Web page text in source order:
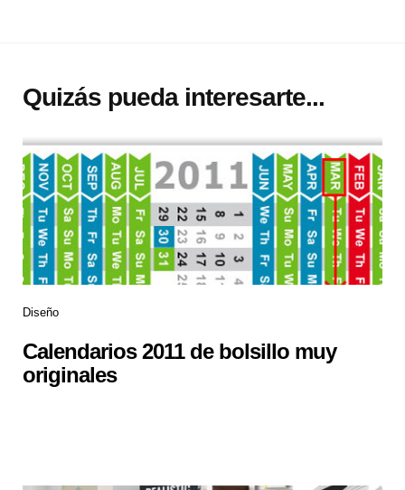
Quizás pueda interesarte...
Diseño
Calendarios 2011 de bolsillo muy
originales